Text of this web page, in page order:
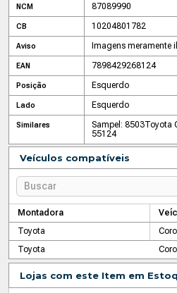
NCM 87089990
CB 10204801782
Aviso Imagens meramente
EAN 7898429268124
Posição Esquerdo
Lado Esquerdo
Similares Sampel: 8503Toyota
55124
Veículos compatíveis
Montadora
Toyota
Toyota
Lojas com este Item em